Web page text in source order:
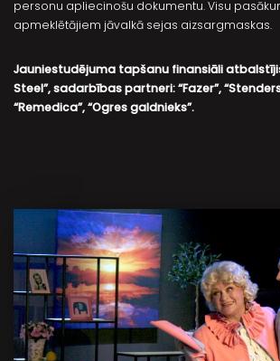
personu apliecinošu dokumentu. Visu
apmeklētājiem jāvalkā sejas aizsargmaskas.
Jauniestudējuma tapšanu finansiāli
Steel”, sadarbības partneri: “Fazer”,
“Remedica”, “Ogres galdnieks”.